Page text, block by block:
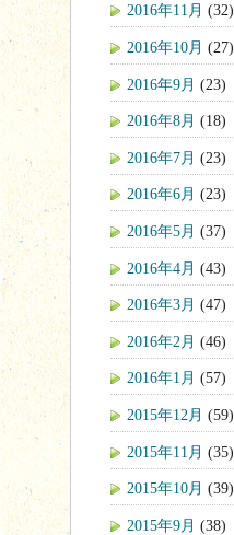
2016年11月 (32)
2016年10月 (27)
2016年9月 (23)
2016年8月 (18)
2016年7月 (23)
2016年6月 (23)
2016年5月 (37)
2016年4月 (43)
2016年3月 (47)
2016年2月 (46)
2016年1月 (57)
2015年12月 (59)
2015年11月 (35)
2015年10月 (39)
2015年9月 (38)